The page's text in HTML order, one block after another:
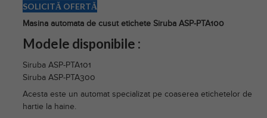
SOLICITĂ OFERTĂ
Masina automata de cusut etichete Siruba ASP-PTA100
Modele disponibile :
Siruba ASP-PTA101
Siruba ASP-PTA300
Acesta este un automat specializat pe coaserea etichetelor de
hartie la haine.